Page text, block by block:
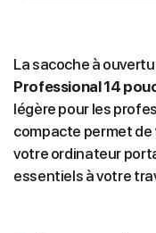
La sacoche à
Professional 14
légère pour les
compacte permet
votre ordinateur
essentiels à votre